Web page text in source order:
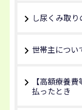
し尿くみ取り
世帯主につい
【高額療養
払ったとき